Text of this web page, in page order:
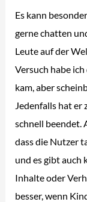
Es kann
gerne chatten
Leute auf der
Versuch habe
kam, aber
Jedenfalls hat er
schnell beendet.
dass die Nutzer
und es gibt auch
Inhalte oder
besser, wenn